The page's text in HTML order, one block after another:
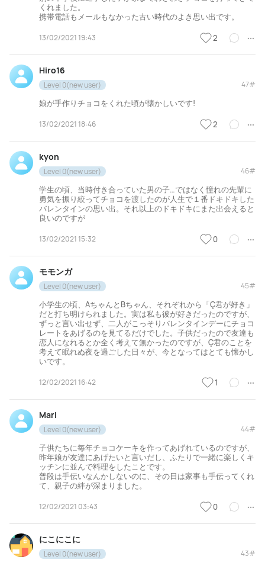
くれました。
携帯電話もメールもなかった古い時代のよき思い出です。
13/02/2021 19:43 2
Hiro16
Level 0(new user) 47#
娘が手作りチョコをくれた頃が懐かしいです!
13/02/2021 18:46 2
kyon
Level 0(new user) 46#
学生の頃、当時付き合っていた男の子…ではなく憧れの先輩に
勇気を振り絞ってチョコを渡したのが人生で１番ドキドキした
バレンタインの思い出。それ以上のドキドキにまた出会えると
良いのですが
13/02/2021 15:32 0
モモンガ
Level 0(new user) 45#
小学生の頃、AちゃんとBちゃん、それぞれから「Ç君が好き」
だと打ち明けられました。実は私も彼が好きだったのですが、
ずっと言い出せず、二人がこっそりバレンタインデーにチョコ
レートをあげるのを見てるだけでした。子供だったので友達も
恋人になれるとか全く考えて無かったのですが、Ç君のことを
考えて眠れぬ夜を過ごした日々が、今となってはとても懐かし
いです。
12/02/2021 16:42 1
Mari
Level 0(new user) 44#
子供たちに毎年チョコケーキを作ってあげれているのですが、
昨年娘が友達にあげたいと言いだし、ふたりで一緒に楽しくキ
ッチンに並んで料理をしたことです。
普段は手伝いなんかしないのに、その日は家事も手伝ってくれ
て、親子の絆が深まりました。
12/02/2021 03:43 0
にこにこに
Level 0(new user) 43#